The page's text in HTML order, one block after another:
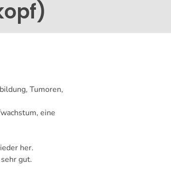
Tumoren,
eine
her.
gut.